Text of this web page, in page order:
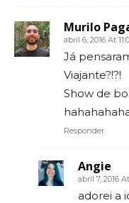
Murilo
abril 6, 2016 At
Já
Viajante?!?!
Show de
Responder
Angie
abril 7, 2016
adorei a